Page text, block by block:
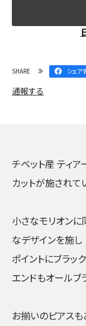
SHARE シェア
通報する
チベット産 ティア
カットが施されて
小さなモリオンに
なデザインを施し
ポイントにブラッ
エンドもオールブ
お揃いのピアスも